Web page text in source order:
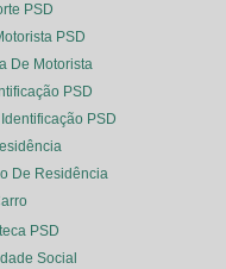
PSD
PSD
De Motorista
PSD
PSD
De Residência
PSD
Social